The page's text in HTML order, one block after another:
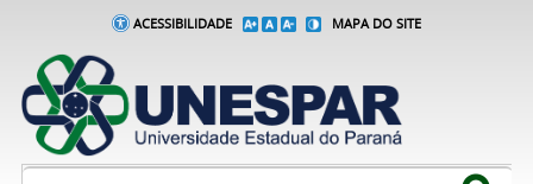
ACESSIBILIDADE MAPA DO SITE
Busca